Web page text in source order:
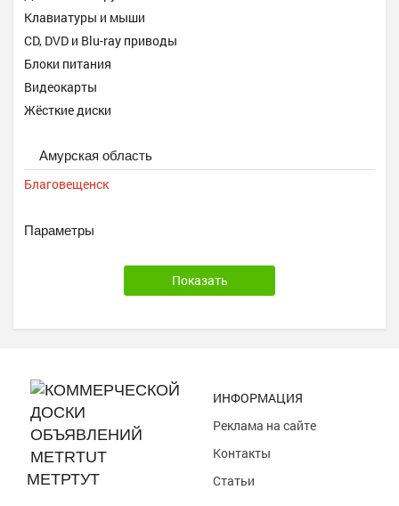
Клавиатуры и мыши
CD, DVD и Blu-ray приводы
Блоки питания
Видеокарты
Жёсткие диски
Контроллеры
Корпусы
Оперативная память
Системы охлаждения
Флэшки и карты памяти
Аксессуары
Амурская область
Благовещенск
Параметры
МЕТРТУТ
ИНФОРМАЦИЯ
Реклама на сайте
Контакты
Статьи